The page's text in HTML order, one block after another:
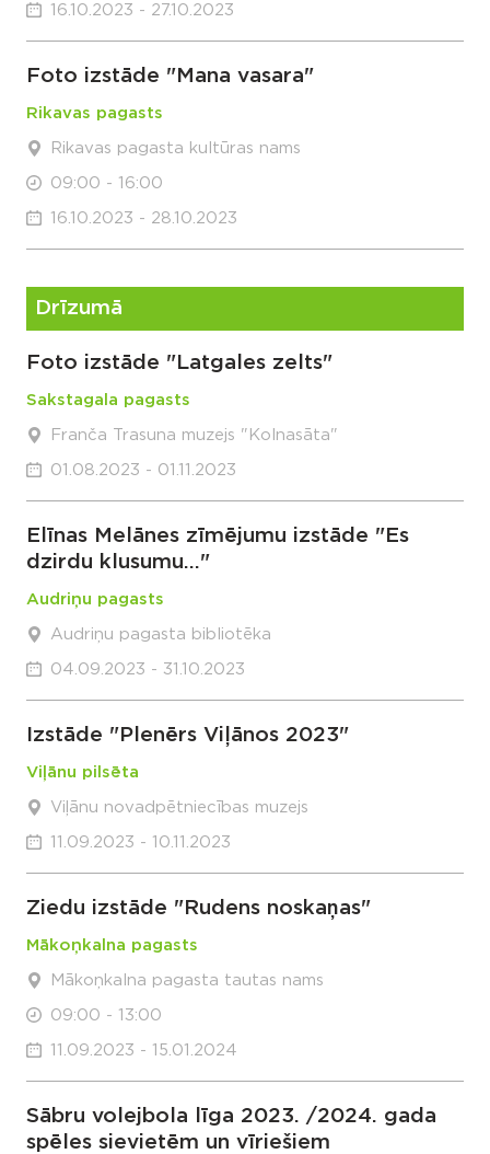
16.10.2023 - 27.10.2023
Foto izstāde "Mana vasara"
Rikavas pagasts
Rikavas pagasta kultūras nams
09:00 - 16:00
16.10.2023 - 28.10.2023
Drīzumā
Foto izstāde "Latgales zelts"
Sakstagala pagasts
Franča Trasuna muzejs "Kolnasāta"
01.08.2023 - 01.11.2023
Elīnas Melānes zīmējumu izstāde "Es
dzirdu klusumu..."
Audriņu pagasts
Audriņu pagasta bibliotēka
04.09.2023 - 31.10.2023
Izstāde "Plenērs Viļānos 2023"
Viļānu pilsēta
Viļānu novadpētniecības muzejs
11.09.2023 - 10.11.2023
Ziedu izstāde "Rudens noskaņas"
Mākoņkalna pagasts
Mākoņkalna pagasta tautas nams
09:00 - 13:00
11.09.2023 - 15.01.2024
Sābru volejbola līga 2023. /2024. gada
spēles sievietēm un vīriešiem